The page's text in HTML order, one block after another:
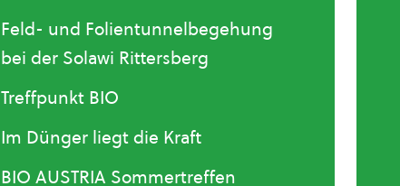
Feld- und Folientunnelbegehung
bei der Solawi Rittersberg
Treffpunkt BIO
Im Dünger liegt die Kraft
BIO AUSTRIA Sommertreffen